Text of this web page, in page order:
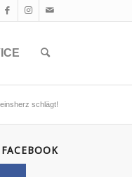
schlägt!